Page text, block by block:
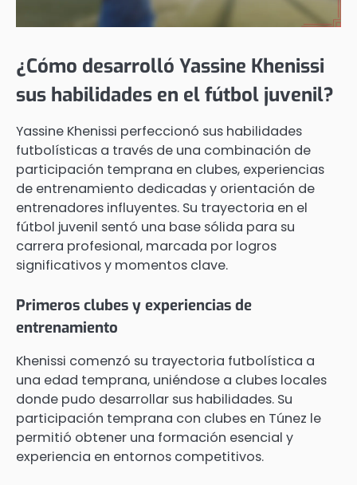
¿Cómo desarrolló Yassine Khenissi
sus habilidades en el fútbol juvenil?
Yassine Khenissi perfeccionó sus habilidades
futbolísticas a través de una combinación de
participación temprana en clubes, experiencias
de entrenamiento dedicadas y orientación de
entrenadores influyentes. Su trayectoria en el
fútbol juvenil sentó una base sólida para su
carrera profesional, marcada por logros
significativos y momentos clave.
Primeros clubes y experiencias de
entrenamiento
Khenissi comenzó su trayectoria futbolística a
una edad temprana, uniéndose a clubes locales
donde pudo desarrollar sus habilidades. Su
participación temprana con clubes en Túnez le
permitió obtener una formación esencial y
experiencia en entornos competitivos.